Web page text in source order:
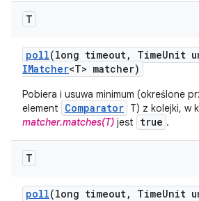
T
poll(long timeout, TimeUnit
IMatcher<T> matcher)
Pobiera i usuwa minimum (określone
element
Comparator T) z kolejki, w
matcher.matches(T) jest true .
T
poll(long timeout, TimeUnit